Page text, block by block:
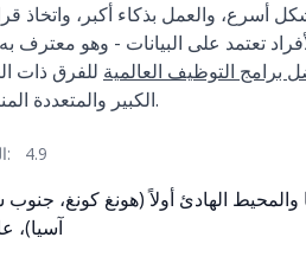
أسرع، والعمل بذكاء أكبر، واتخاذ
تعتمد على البيانات - وهو معترف
برامج التوظيف العالمية للفرق ذات
الكبير والمتعددة المناطق.
التقييم: 4.9
الهادئ أولاً (هونغ كونغ،
آسيا)،